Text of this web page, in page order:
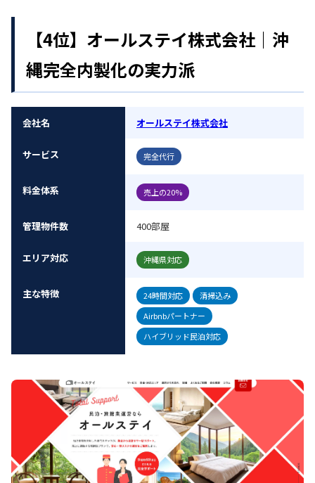
【4位】オールステイ株式会社｜沖
縄完全内製化の実力派
会社名 オールステイ株式会社
サービス 完全代行
料金体系 売上の20%
管理物件数 400部屋
エリア対応 沖縄県対応
主な特徴 24時間対応
清掃込み
Airbnbパートナー
ハイブリッド民泊対応